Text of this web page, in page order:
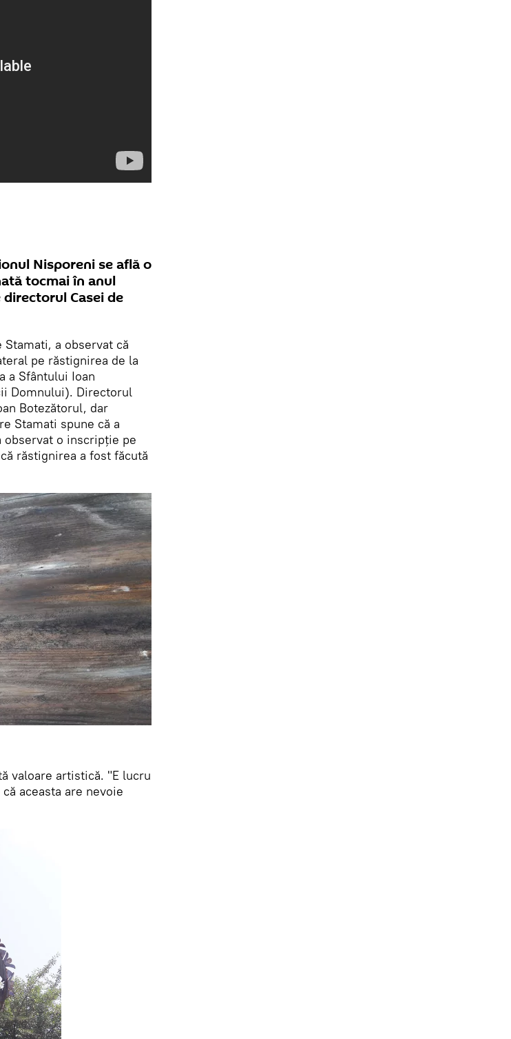
Nisporeni se află o
tocmai în anul
Casei de
a observat că
pe răstignirea de la
a Sfântului Ioan
Domnului). Directorul
Botezătorul, dar
Stamati spune că a
observat o inscripție pe
răstignirea a fost făcută
valoare artistică. "E lucru
aceasta are nevoie